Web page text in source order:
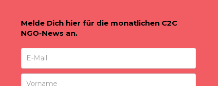
Melde Dich hier für die monatlichen C2C
NGO-News an.